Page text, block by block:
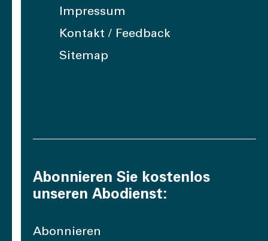
Impressum
Kontakt / Feedback
Sitemap
Abonnieren Sie kostenlos
unseren Abodienst:
Abonnieren